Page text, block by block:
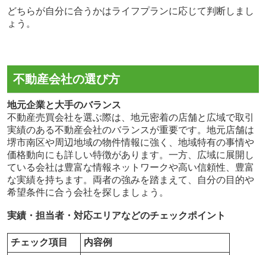
どちらが自分に合うかはライフプランに応じて判断しまし
ょう。
不動産会社の選び方
地元企業と大手のバランス
不動産売買会社を選ぶ際は、地元密着の店舗と広域で取引
実績のある不動産会社のバランスが重要です。地元店舗は
堺市南区や周辺地域の物件情報に強く、地域特有の事情や
価格動向にも詳しい特徴があります。一方、広域に展開し
ている会社は豊富な情報ネットワークや高い信頼性、豊富
な実績を持ちます。両者の強みを踏まえて、自分の目的や
希望条件に合う会社を探しましょう。
実績・担当者・対応エリアなどのチェックポイント
チェック項目
内容例